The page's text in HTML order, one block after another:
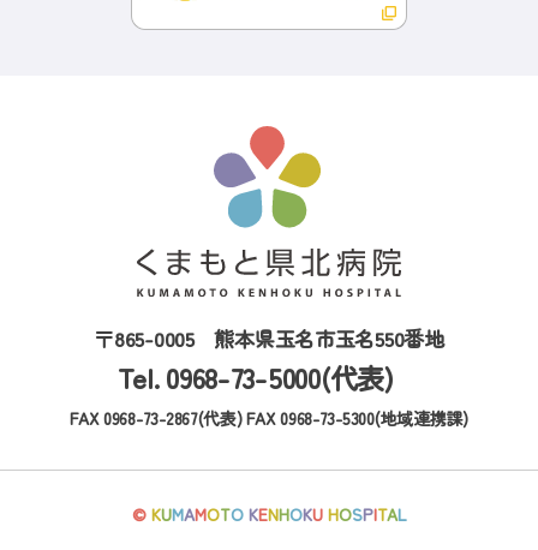
〒865-0005 熊本県玉名市玉名550番地
Tel. 0968-73-5000(代表)
FAX 0968-73-2867(代表)FAX 0968-73-5300(地域連携課)
© KUMAMOTO KENHOKU HOSPITAL